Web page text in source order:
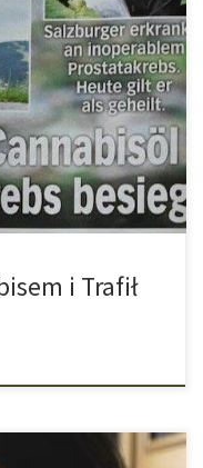
szokującą
jest w
operacyjnie i
terapia, czyli
aby nie
i Trafił